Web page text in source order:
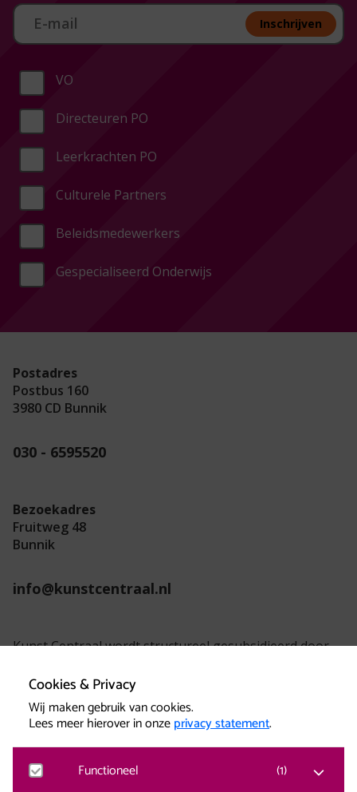
Cookies & Privacy
Wij maken gebruik van cookies.
Lees meer hierover in onzeprivacy statement.
Functioneel (1)
Aan melden nieuwsbrief Inschrijven
VO
Directeuren PO
Leerkrachten PO
Culturele Partners
Beleidsmedewerkers
Gespecialiseerd Onderwijs
Postadres
Postbus 160
3980 CD Bunnik
030 - 6595520
Bezoekadres
Fruitweg 48
Bunnik
info@kunstcentraal.nl
Kunst Centraal wordt structureel gesubsidieerd door
Kunst Centraal versterkt creatieve kracht.